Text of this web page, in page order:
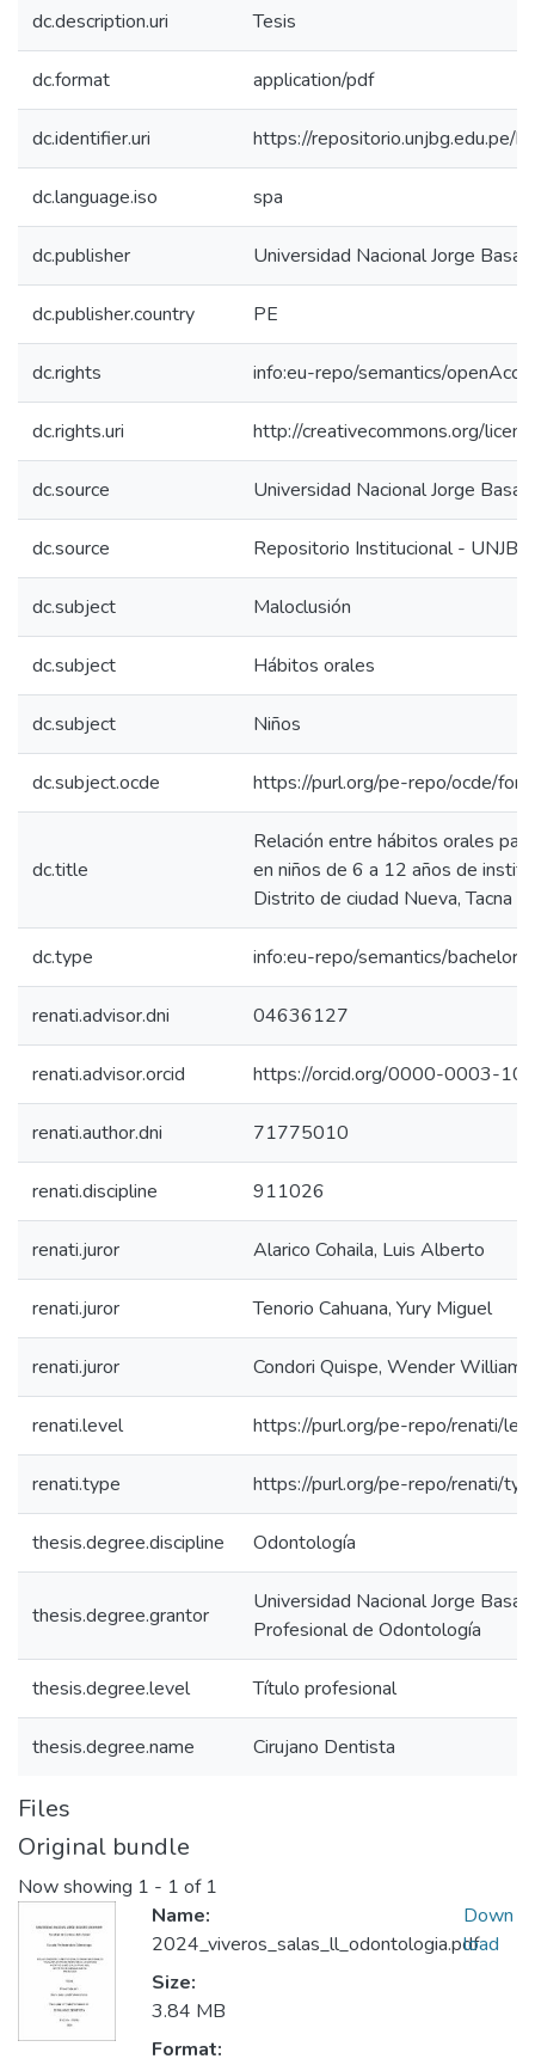
dc.description.uri Tesis
dc.format application/pdf
dc.identifier.uri https://
dc.language.iso spa
dc.publisher Universidad Nacional Jorge
dc.publisher.country PE
dc.rights info:eu-repo/semantics/
dc.rights.uri http://creativecommons.org/
dc.source Universidad Nacional Jorge
dc.source Repositorio Institucional - UNJBG
dc.subject Maloclusión
dc.subject Hábitos orales
dc.subject Niños
dc.subject.ocde https://purl.org/pe-repo/ocde/
dc.title
Relación entre hábitos orales
en niños de 6 a 12 años de
Distrito de ciudad Nueva, Tacna
dc.type info:eu-repo/semantics/
renati.advisor.dni 04636127
renati.advisor.orcid https://orcid.org/0000-0003-
renati.author.dni 71775010
renati.discipline 911026
renati.juror Alarico Cohaila, Luis Alberto
renati.juror Tenorio Cahuana, Yury Miguel
renati.juror Condori Quispe, Wender Williams
renati.level https://purl.org/pe-repo/renati/
renati.type https://purl.org/pe-repo/renati/
thesis.degree.discipline Odontología
thesis.degree.grantor
Universidad Nacional Jorge
Profesional de Odontología
thesis.degree.level Título profesional
thesis.degree.name Cirujano Dentista
Files
Original bundle
Now showing 1 - 1 of 1
Name:
2024_viveros_salas_ll_odontologia.pdf
Size:
3.84 MB
Format:
Down
load